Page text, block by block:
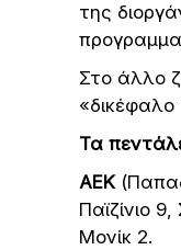
της
Στο άλλο
Τα
AEK
Παϊζίνιο
Μονίκ 2.